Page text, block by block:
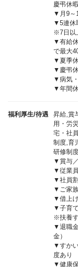
慶弔休暇
▼月9～
▼5連休
※7日以
▼有給
で最大
▼夏季
▼慶弔
▼病気
▼年間
福利厚生/待遇
昇給,賞
用・労
宅・社
制度,育
研修制
▼賞与
▼従業
▼社員
▼ご家
▼借上
▼子育
※扶養
▼退職
金）
▼すか
度あり
▼健康